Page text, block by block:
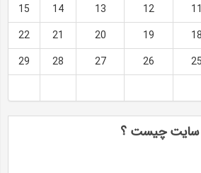
11
12
13
14
15
18
19
20
21
22
25
26
27
28
29
سایت چیست ؟